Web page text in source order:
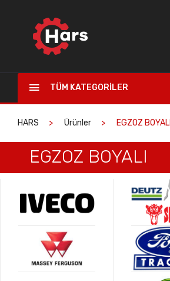
TÜM KATEGORILER
HARS Ürünler EGZOZ BOYALI
EGZOZ BOYALI